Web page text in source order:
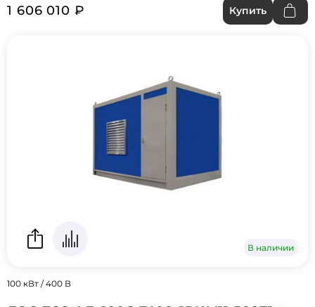
1 606 010 ₽ Купить
В наличии
100 кВт / 400 В